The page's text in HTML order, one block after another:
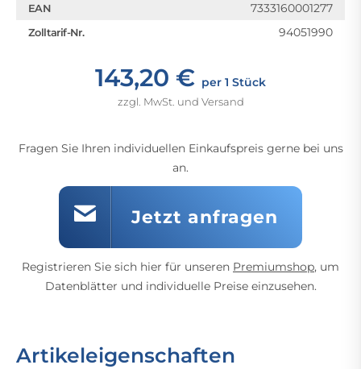
EAN 7333160001277
Zolltarif-Nr. 94051990
143,20 € per 1 Stück
zzgl. MwSt. und Versand
Fragen Sie Ihren individuellen Einkaufspreis gerne bei uns
an.
Jetzt anfragen
Registrieren Sie sich hier für unseren Premiumshop, um
Datenblätter und individuelle Preise einzusehen.
Artikeleigenschaften